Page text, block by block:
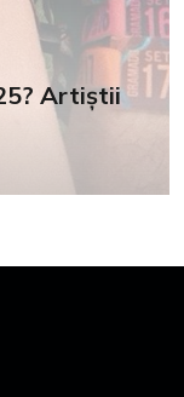
Artiștii